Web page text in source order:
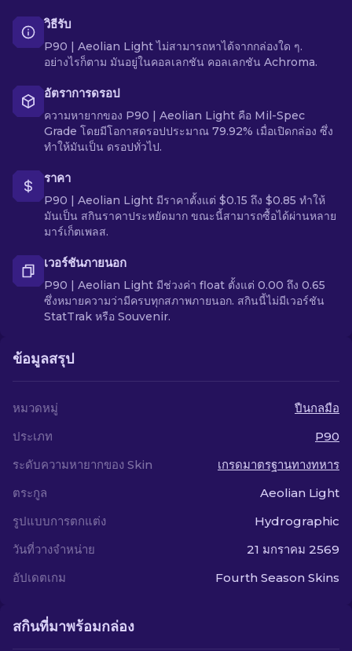
วิธีรับ
P90 | Aeolian Light ไม่สามารถหาได้จากกล่องใด ๆ.
อย่างไรก็ตาม มันอยู่ในคอลเลกชัน คอลเลกชัน Achroma.
อัตราการดรอป
ความหายากของ P90 | Aeolian Light คือ Mil-Spec
Grade โดยมีโอกาสดรอปประมาณ 79.92% เมื่อเปิดกล่อง ซึ่ง
ทำให้มันเป็น ดรอปทั่วไป.
ราคา
P90 | Aeolian Light มีราคาตั้งแต่ $0.15 ถึง $0.85 ทำให้
มันเป็น สกินราคาประหยัดมาก ขณะนี้สามารถซื้อได้ผ่านหลาย
มาร์เก็ตเพลส.
เวอร์ชันภายนอก
P90 | Aeolian Light มีช่วงค่า float ตั้งแต่ 0.00 ถึง 0.65
ซึ่งหมายความว่ามีครบทุกสภาพภายนอก. สกินนี้ไม่มีเวอร์ชัน
StatTrak หรือ Souvenir.
ข้อมูลสรุป
หมวดหมู่
ปืนกลมือ
ประเภท
P90
ระดับความหายากของ Skin
เกรดมาตรฐานทางทหาร
ตระกูล
Aeolian Light
รูปแบบการตกแต่ง
Hydrographic
วันที่วางจำหน่าย
21 มกราคม 2569
อัปเดตเกม
Fourth Season Skins
สกินที่มาพร้อมกล่อง